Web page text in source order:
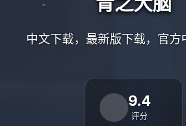
中文下载，最新版下载，官方
9.4
评分